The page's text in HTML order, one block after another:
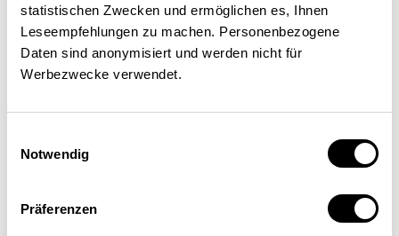
statistischen Zwecken und ermöglichen es, Ihnen
Leseempfehlungen zu machen. Personenbezogene
Daten sind anonymisiert und werden nicht für
Werbezwecke verwendet.
Notwendig
Präferenzen
abzuschätzen, in welchem Mass etwa eine
positive Entwicklung des Portfolios auf eine gute
Beratung zurückzuführen ist oder schlicht auf
Glück beruht.
darin, dass sich durch die schlechte
die Kunden Verhaltensrisiken auf Berater- wie
auch auf Kundenseite ergeben. Auf der Seite